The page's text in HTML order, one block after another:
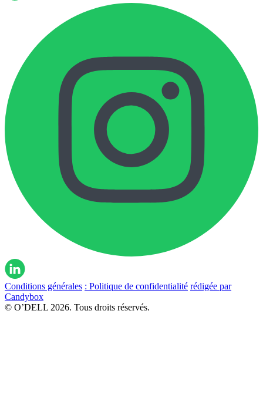
Conditions générales : Politique de confidentialité rédigée par
Candybox
© O’DELL 2026. Tous droits réservés.